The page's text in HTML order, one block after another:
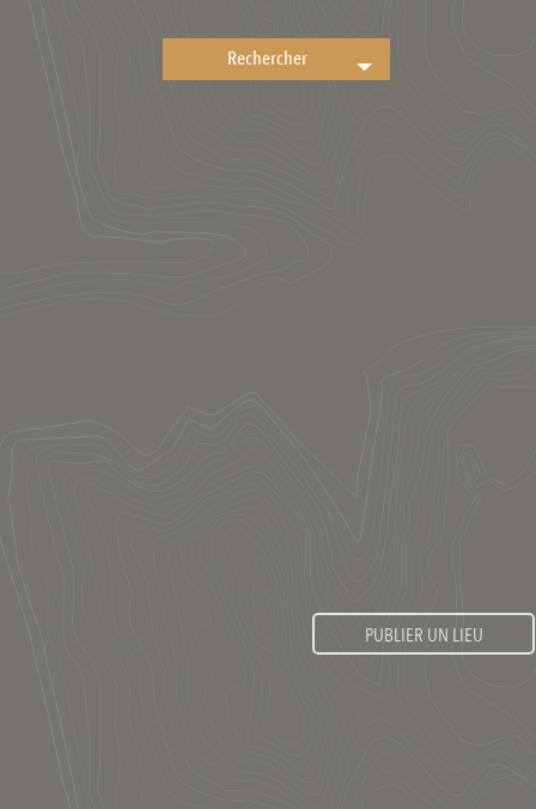
PUBLIER UN LIEU